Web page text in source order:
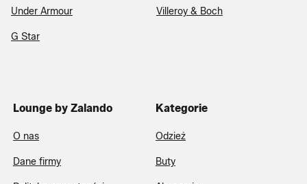
Under Armour Villeroy & Boch
G Star
Lounge by Zalando
O nas
Dane firmy
Kategorie
Odzież
Buty